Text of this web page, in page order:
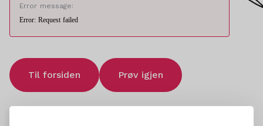
Error message:
Error: Request failed
Til forsiden Prøv igjen